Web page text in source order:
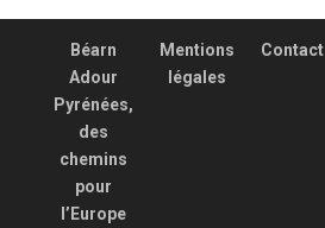
Béarn
Adour
Pyrénées,
des
chemins
pour
l’Europe
Mentions
légales
Contact